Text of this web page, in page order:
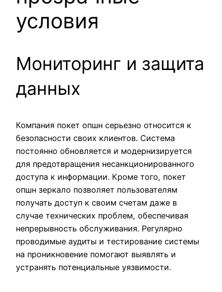
условия
Мониторинг и защита
данных
Компания покет опшн серьезно относится к
безопасности своих клиентов. Система
постоянно обновляется и модернизируется
для предотвращения несанкционированного
доступа к информации. Кроме того, покет
опшн зеркало позволяет пользователям
получать доступ к своим счетам даже в
случае технических проблем, обеспечивая
непрерывность обслуживания. Регулярно
проводимые аудиты и тестирование системы
на проникновение помогают выявлять и
устранять потенциальные уязвимости.